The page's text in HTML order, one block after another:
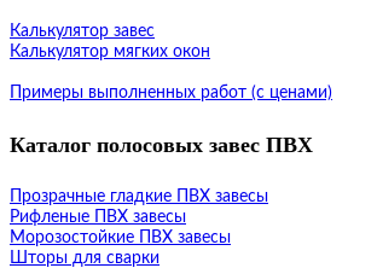
Калькулятор завес
Калькулятор мягких окон
Примеры выполненных работ (с ценами)
Каталог полосовых завес ПВХ
Прозрачные гладкие ПВХ завесы
Рифленые ПВХ завесы
Морозостойкие ПВХ завесы
Шторы для сварки